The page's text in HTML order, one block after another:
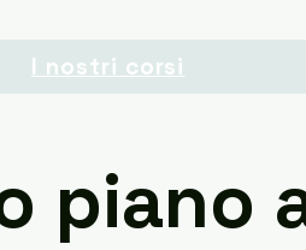
I nostri corsi
piano